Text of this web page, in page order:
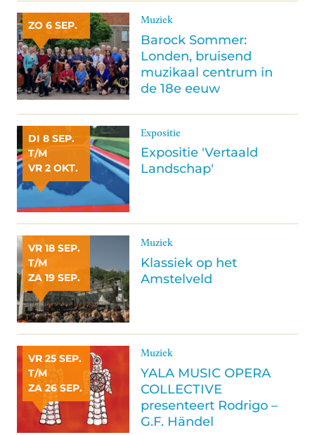
ZO 6 SEP. Muziek
Barock Sommer:
Londen, bruisend
muzikaal centrum in
de 18e eeuw
DI 8 SEP.
T/M
VR 2 OKT.
Expositie
Expositie 'Vertaald
Landschap'
VR 18 SEP.
T/M
ZA 19 SEP.
Muziek
Klassiek op het
Amstelveld
VR 25 SEP.
T/M
ZA 26 SEP.
Muziek
YALA MUSIC OPERA
COLLECTIVE
presenteert Rodrigo –
G.F. Händel